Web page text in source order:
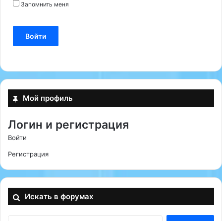
Запомнить меня
Войти
Мой профиль
Логин и регистрация
Войти
Регистрация
Искать в форумах